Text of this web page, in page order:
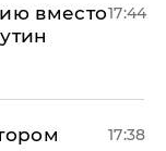
вместо17:44
17:38